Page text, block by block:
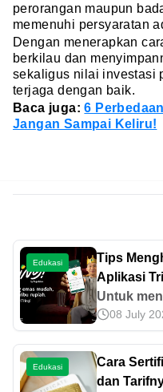
perorangan maupun
memenuhi persyaratan
Dengan menerapkan
berkilau dan
sekaligus nilai investasi
terjaga dengan baik.
Baca juga:6
Jangan Sampai Keliru!
Edukasi
Tips
Aplikasi
Untuk
Tring! by
terlindungi
08 July
Edukasi
Cara
dan